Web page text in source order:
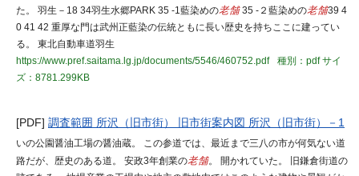
た。 羽生－18 34羽生水郷PARK 35 -1藍染めの老舗35 -２藍染めの老舗39 4
0 41 42 重厚な門は武州正藍染の伝統ともに長い歴史を持ちここに建ってい
る。 東北自動車道羽生
https://www.pref.saitama.lg.jp/documents/5546/460752.pdf
種別：pdfサイ
ズ：8781.299KB
[PDF] 調査範囲 所沢（旧市街） 旧市街案内図 所沢（旧市街）－1
いの公園醤油工場の醤油蔵。 この参道では、最近まで三八の市が何気ない道
路だが、歴史のある道。 安政3年創業の老舗。 開かれていた。 旧鎌倉街道の